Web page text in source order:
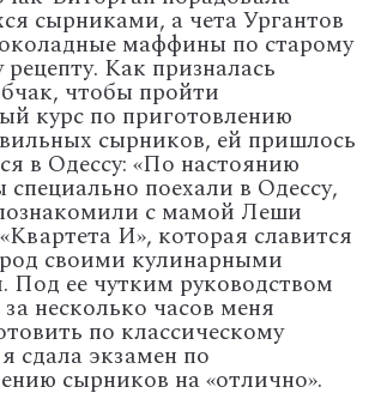
сырниками, а чета Ургантов
маффины по старому
Как призналась
чтобы пройти
курс по приготовлению
сырников, ей пришлось
в Одессу: «По настоянию
специально поехали в Одессу,
с мамой Леши
И», которая славится
своими кулинарными
Под ее чутким руководством
несколько часов меня
по классическому
сдала экзамен по
сырников на «отлично».